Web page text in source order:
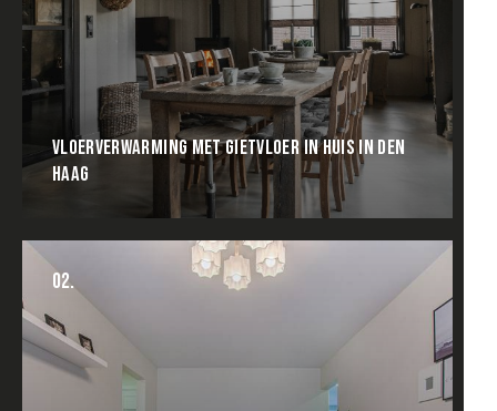
VLOERVERWARMING MET GIETVLOER IN HUIS IN DEN
HAAG
02.